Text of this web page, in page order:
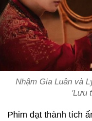
Nhậm Gia Luân và
'Lưu
Phim đạt thành tích